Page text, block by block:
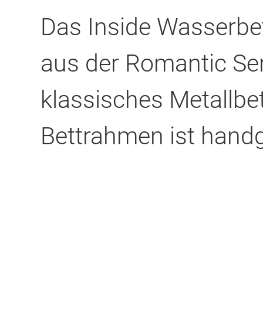
Das Inside
aus der Romantic
klassisches
Bettrahmen ist